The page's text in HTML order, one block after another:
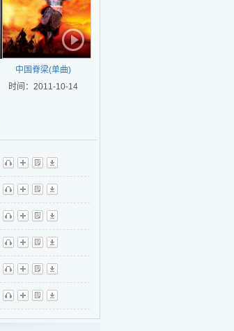
中国脊梁(单曲)
时间：2011-10-14
听
播 歌 下
听
播 歌 下
听
播 歌 下
听
播 歌 下
听
播 歌 下
听 播 歌 下